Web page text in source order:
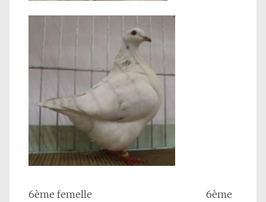
6ème femelle 6ème